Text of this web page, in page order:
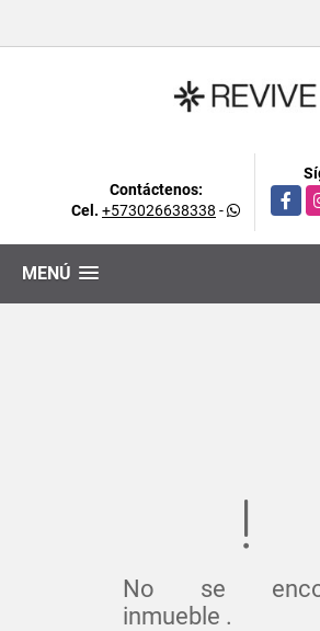
Contáctenos:
Cel. +573026638338 -
MENÚ
No se
inmueble .